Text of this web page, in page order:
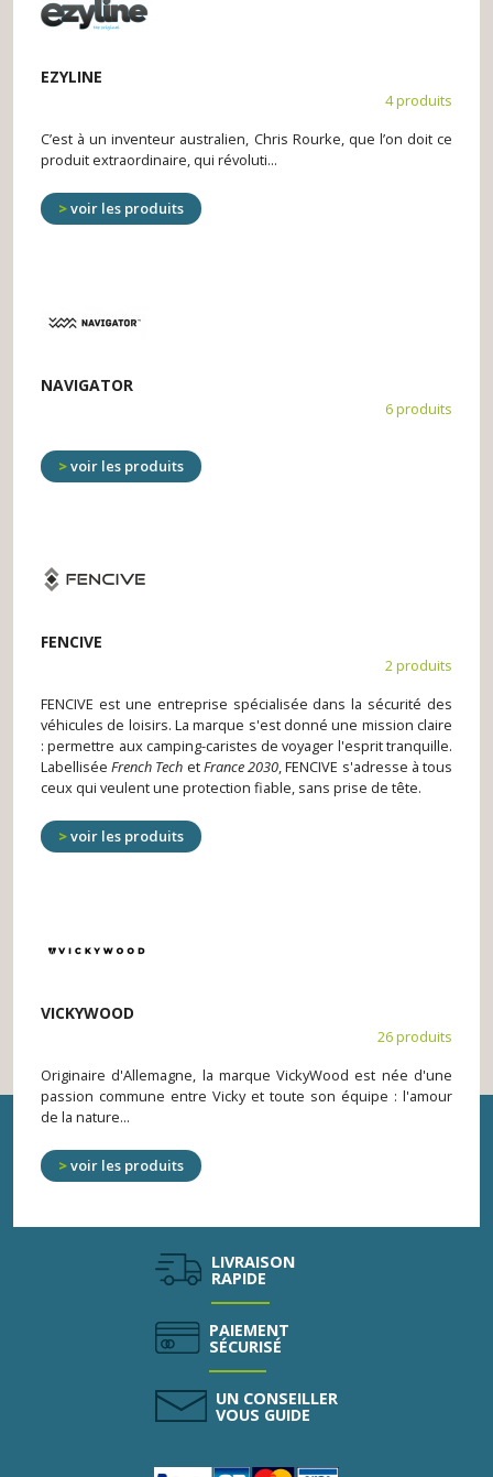
EZYLINE
4 produits
C’est à un inventeur australien, Chris Rourke, que l’on doit ce
produit extraordinaire, qui révoluti...
voir les produits
NAVIGATOR
6 produits
voir les produits
FENCIVE
2 produits
FENCIVE est une entreprise spécialisée dans la sécurité des
véhicules de loisirs. La marque s'est donné une mission claire
: permettre aux camping-caristes de voyager l'esprit tranquille.
Labellisée French Tech etFrance 2030, FENCIVE s'adresse à tous
ceux qui veulent une protection fiable, sans prise de tête.
voir les produits
VICKYWOOD
26 produits
Originaire d'Allemagne, la marque VickyWood est née d'une
passion commune entre Vicky et toute son équipe : l'amour
de la nature...
voir les produits
LIVRAISON
RAPIDE
PAIEMENT
SÉCURISÉ
UN CONSEILLER
VOUS GUIDE